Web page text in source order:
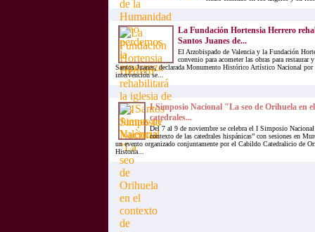
La Fundación Hortensia Herrero
Santos Juanes de...
El Arzobispado de Valencia y la Fundación
convenio para acometer las obras para
Santos Juanes, declarada Monumento Histórico Artístico Nacional
intervención se...
I Simposio Nacional "La seo de Orihuela en
catedrales...
Del 7 al 9 de noviembre se celebra el I Simposio
contexto de las catedrales hispánicas” con sesiones en
un evento organizado conjuntamente por el Cabildo Catedralicio de
Historia...